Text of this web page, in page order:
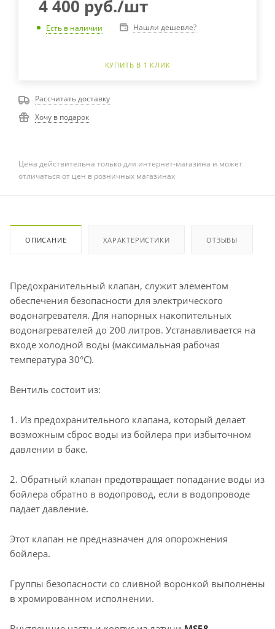
4 400 руб./шт
Есть в наличии Нашли дешевле?
КУПИТЬ В 1 КЛИК
Рассчитать доставку
Хочу в подарок
Цена действительна только для интернет-магазина и может
отличаться от цен в розничных магазинах
ОПИСАНИЕ ХАРАКТЕРИСТИКИ ОТЗЫВЫ
Предохранительный клапан, служит элементом
обеспечения безопасности для электрического
водонагревателя. Для напорных накопительных
водонагревателей до 200 литров. Устанавливается на
входе холодной воды (максимальная рабочая
температура 30°C).
Вентиль состоит из:
1. Из предохранительного клапана, который делает
возможным сброс воды из бойлера при избыточном
давлении в баке.
2. Обратный клапан предотвращает попадание воды из
бойлера обратно в водопровод, если в водопроводе
падает давление.
Этот клапан не предназначен для опорожнения
бойлера.
Группы безопасности со сливной воронкой выполнены
в хромированном исполнении.